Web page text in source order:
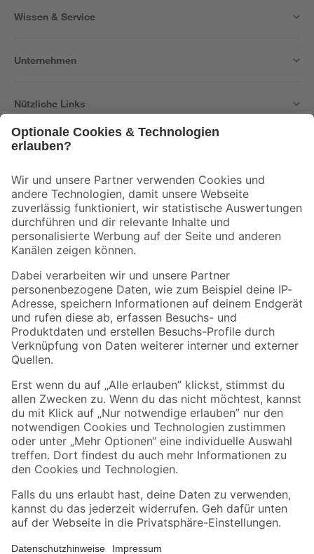
Wissen & Service
Unternehmen
Nützliche Links
Der toom Newsletter: Keine Angebote und Aktionen mehr verpassen!
Zur Newsletter Anmeldung
Folge uns
Zahlungsarten Versandarten
Sicher einkaufen
Jetzt die toom-App herunterladen
Alle Preisangaben in EUR inkl. gesetzl. MwSt.. Die dargestellten Angebote sind unter
Umständen nicht in allen Märkten verfügbar. Die angegebenen Verfügbarkeiten beziehen
Produkte nur solange der Vorrat reicht.